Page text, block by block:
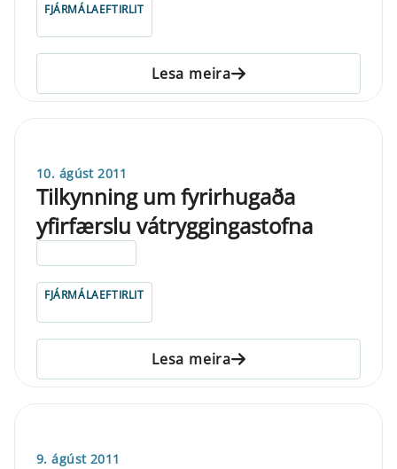
FJÁRMÁLAEFTIRLIT
Lesa meira
10. ágúst 2011
Tilkynning um fyrirhugaða
yfirfærslu vátryggingastofna
FJÁRMÁLAEFTIRLIT
Lesa meira
9. ágúst 2011